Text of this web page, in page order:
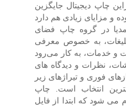
چاپ دیجیتال جایگزین
در گروه چاپ فضای
به خصوص معرفی
نظرات و دیدگاه های
فوری و تیراژهای زیر
انتخاب است. چاپ
می شود که ابتدا از فایل